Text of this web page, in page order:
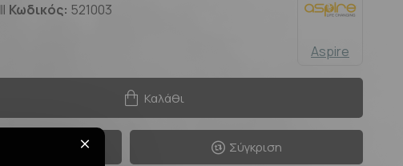
Κωδικός: 521003
Aspire
Καλάθι
Σύγκριση